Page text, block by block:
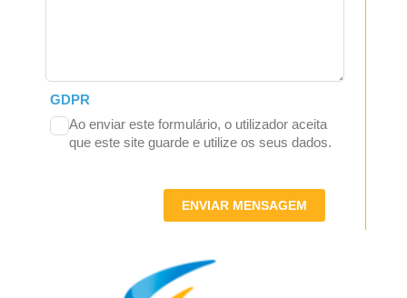
GDPR
Ao enviar este formulário, o utilizador aceita
que este site guarde e utilize os seus dados.
ENVIAR MENSAGEM